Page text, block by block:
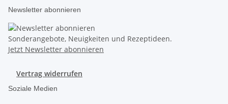
Newsletter abonnieren
Sonderangebote, Neuigkeiten und Rezeptideen.
Jetzt Newsletter abonnieren
Vertrag widerrufen
Soziale Medien